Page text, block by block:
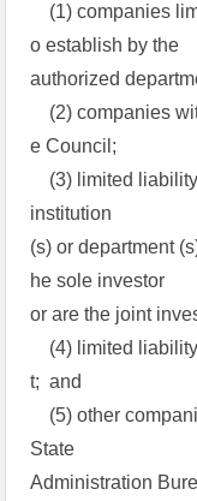
(1) companies
o establish by the
authorized
(2) companies
e Council;
(3) limited
institution
(s) or department
he sole investor
or are the joint
(4) limited
t; and
(5) other
State
Administration